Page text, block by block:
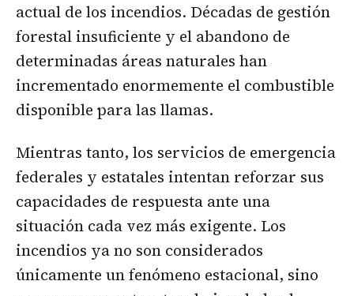
actual de los incendios. Décadas de gestión
forestal insuficiente y el abandono de
determinadas áreas naturales han
incrementado enormemente el combustible
disponible para las llamas.
Mientras tanto, los servicios de emergencia
federales y estatales intentan reforzar sus
capacidades de respuesta ante una
situación cada vez más exigente. Los
incendios ya no son considerados
únicamente un fenómeno estacional, sino